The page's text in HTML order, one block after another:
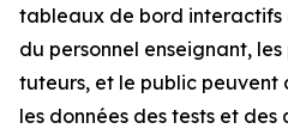
tableaux de bord interactifs
du personnel enseignant,
tuteurs, et le public peuvent
les données des tests et des